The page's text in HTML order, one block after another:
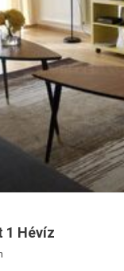
1 Hévíz